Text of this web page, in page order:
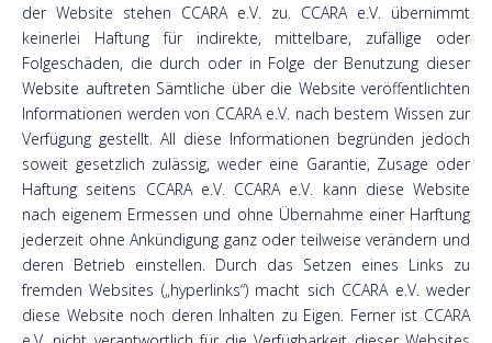
der Website stehen CCARA e.V. zu. CCARA e.V. übernimmt
keinerlei Haftung für indirekte, mittelbare, zufällige oder
Folgeschäden, die durch oder in Folge der Benutzung dieser
Website auftreten Sämtliche über die Website veröffentlichten
Informationen werden von CCARA e.V. nach bestem Wissen zur
Verfügung gestellt. All diese Informationen begründen jedoch
soweit gesetzlich zulässig, weder eine Garantie, Zusage oder
Haftung seitens CCARA e.V. CCARA e.V. kann diese Website
nach eigenem Ermessen und ohne Übernahme einer Harftung
jederzeit ohne Ankündigung ganz oder teilweise verändern und
deren Betrieb einstellen. Durch das Setzen eines Links zu
fremden Websites („hyperlinks“) macht sich CCARA e.V. weder
diese Website noch deren Inhalten zu Eigen. Ferner ist CCARA